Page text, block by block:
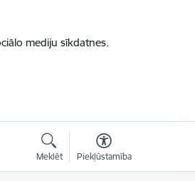
mediju sīkdatnes.
Meklēt Piekļūstamība